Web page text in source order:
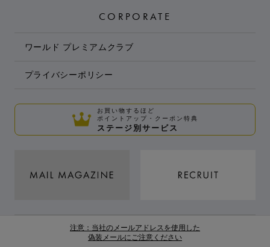
CORPORATE
ワールド プレミアムクラブ
プライバシーポリシー
お買い物するほど
ポイントアップ・クーポン特典
ステージ別サービス
注意：当社のメールアドレスを使用した
偽装メールにご注意ください